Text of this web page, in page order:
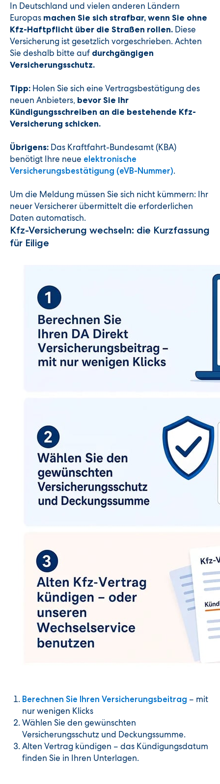
In Deutschland und vielen anderen Ländern
Europas machen Sie sich strafbar, wenn Sie ohne
Kfz-Haftpflicht über die Straßen rollen. Diese
Versicherung ist gesetzlich vorgeschrieben. Achten
Sie deshalb bitte auf durchgängigen
Versicherungsschutz.
Tipp: Holen Sie sich eine Vertragsbestätigung des
neuen Anbieters, bevor Sie Ihr
Kündigungsschreiben an die bestehende Kfz-
Versicherung schicken.
Übrigens: Das Kraftfahrt-Bundesamt (KBA)
benötigt Ihre neue elektronische
Versicherungsbestätigung (eVB-Nummer).
Um die Meldung müssen Sie sich nicht kümmern: Ihr
neuer Versicherer übermittelt die erforderlichen
Daten automatisch.
Kfz-Versicherung wechseln: die Kurzfassung
für Eilige
Berechnen Sie Ihren Versicherungsbeitrag – mit
nur wenigen Klicks
Wählen Sie den gewünschten
Versicherungsschutz und Deckungssumme.
Alten Vertrag kündigen – das Kündigungsdatum
finden Sie in Ihren Unterlagen.